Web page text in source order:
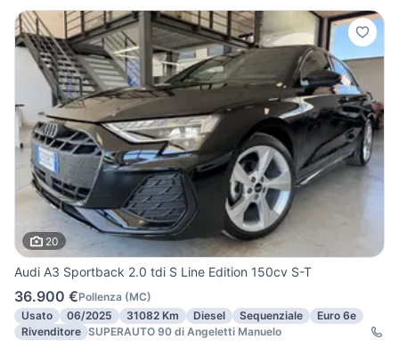
20
Audi A3 Sportback 2.0 tdi S Line Edition 150cv S-T
36.900 €Pollenza (MC)
Usato
06/2025 31082 Km Diesel Sequenziale
Euro 6e
Rivenditore SUPERAUTO 90 di Angeletti Manuelo